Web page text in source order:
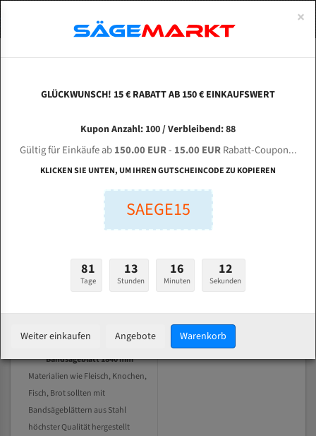
Bandsägeblätter für Akse
Bandsägeblatt 1840 mm
Materialien wie Fleisch, Knochen,
Fisch, Brot sollten mit
Bandsägeblättern aus Stahl
höchster Qualität hergestellt
ABOUTS
ENGLISH
Bi-Metall Meterware
Fleischerei Bandsägeblätter
Bandmesser Glatt Meterware
Konvex Meterware
×
GLÜCKWUNSCH! 15 € RABATT AB 150 € EINKAUFSWERT
Kupon Anzahl: 100 / Verbleibend: 88
Gültig für Einkäufe ab150.00 EUR- 15.00 EURRabatt-Coupon...
KLICKEN SIE UNTEN, UM IHREN GUTSCHEINCODE ZU KOPIEREN
SAEGE15
81
Tage
13
Stunden
16
Minuten
11
Sekunden
Weiter einkaufen Angebote Warenkorb